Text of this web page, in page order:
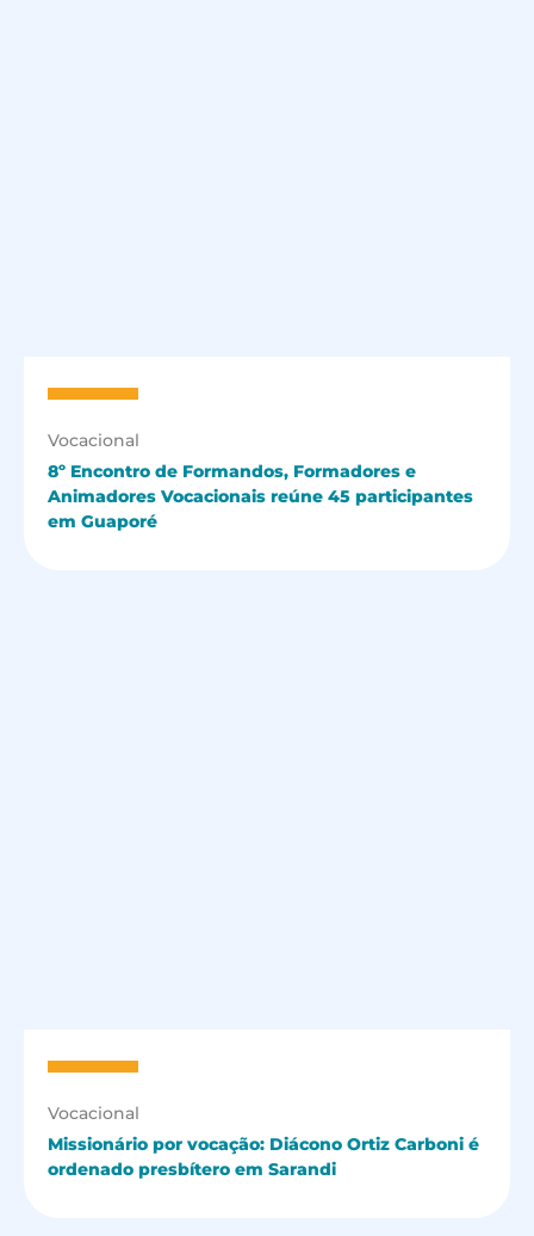
Vocacional
8º Encontro de Formandos, Formadores e
Animadores Vocacionais reúne 45 participantes
em Guaporé
Vocacional
Missionário por vocação: Diácono Ortiz Carboni é
ordenado presbítero em Sarandi